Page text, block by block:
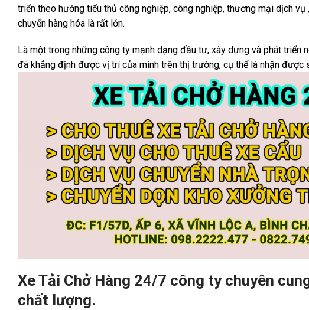
triển theo hướng tiểu thủ công nghiệp, công nghiệp, thương mại dịch
chuyển hàng hóa là rất lớn.
Là một trong những công ty mạnh dạng đầu tư, xây dựng và phát triển
đã khẳng định được vị trí của mình trên thị trường, cụ thể là nhận được
Xe Tải Chở Hàng 24/7 công ty chuyên
chất lượng.